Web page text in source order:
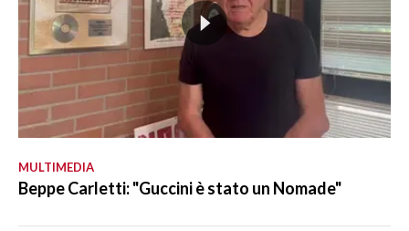
MULTIMEDIA
Beppe Carletti: "Guccini è stato un Nomade"